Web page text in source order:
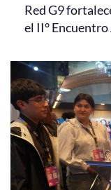
Red G9
el II°